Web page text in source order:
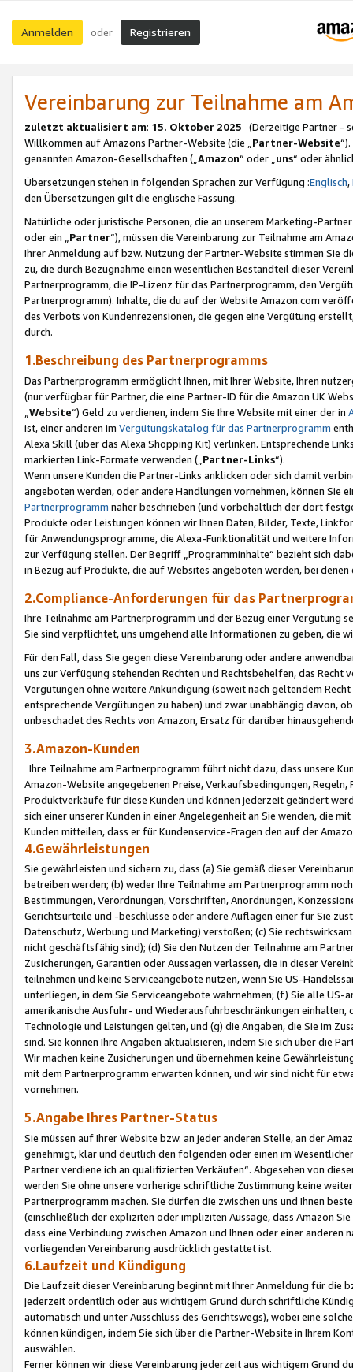
Anmelden oder Registrieren
Vereinbarung zur Teilnahme am
zuletzt aktualisiert am: 15. Oktober 2025 (Derzeitige Partner -
Willkommen auf Amazons Partner-Website (die „Partner-Website
genannten Amazon-Gesellschaften („Amazon“ oder „uns“ oder
Übersetzungen stehen in folgenden Sprachen zur Verfügung :Englisch,
den Übersetzungen gilt die englische Fassung.
Natürliche oder juristische Personen, die an unserem Marketing-
oder ein „Partner“), müssen die Vereinbarung zur Teilnahme am
Ihrer Anmeldung auf bzw. Nutzung der Partner-Website stimmen Sie
zu, die durch Bezugnahme einen wesentlichen Bestandteil dieser
Partnerprogramm, die IP-Lizenz für das Partnerprogramm, den
Partnerprogramm). Inhalte, die du auf der Website Amazon.com
des Verbots von Kundenrezensionen, die gegen eine Vergütung
durch.
1.Beschreibung des Partnerprogramms
Das Partnerprogramm ermöglicht Ihnen, mit Ihrer Website, Ihren
(nur verfügbar für Partner, die eine Partner-ID für die Amazon UK
Website“) Geld zu verdienen, indem Sie Ihre Website mit einer der in
ist, einer anderen im Vergütungskatalog für das Partnerprogramm
Alexa Skill (über das Alexa Shopping Kit) verlinken. Entsprechende
markierten Link-Formate verwenden („ Partner-Links“).
Wenn unsere Kunden die Partner-Links anklicken oder sich damit
angeboten werden, oder andere Handlungen vornehmen, können Sie
Partnerprogramm näher beschrieben (und vorbehaltlich der dort
Produkte oder Leistungen können wir Ihnen Daten, Bilder, Texte,
für Anwendungsprogramme, die Alexa-Funktionalität und weitere
zur Verfügung stellen. Der Begriff „Programminhalte“ bezieht sich
in Bezug auf Produkte, die auf Websites angeboten werden, bei
2.Compliance-Anforderungen für das
Ihre Teilnahme am Partnerprogramm und der Bezug einer Vergütung
Sie sind verpflichtet, uns umgehend alle Informationen zu geben, die
Für den Fall, dass Sie gegen diese Vereinbarung oder andere
uns zur Verfügung stehenden Rechten und Rechtsbehelfen, das
Vergütungen ohne weitere Ankündigung (soweit nach geltendem
entsprechende Vergütungen zu haben) und zwar unabhängig davon,
unbeschadet des Rechts von Amazon, Ersatz für darüber
3.Amazon-Kunden
Ihre Teilnahme am Partnerprogramm führt nicht dazu, dass unsere
Amazon-Website angegebenen Preise, Verkaufsbedingungen,
Produktverkäufe für diese Kunden und können jederzeit geändert
sich einer unserer Kunden in einer Angelegenheit an Sie wenden, die
Kunden mitteilen, dass er für Kundenservice-Fragen den auf der
4.Gewährleistungen
Sie gewährleisten und sichern zu, dass (a) Sie gemäß dieser
betreiben werden; (b) weder Ihre Teilnahme am Partnerprogramm
Bestimmungen, Verordnungen, Vorschriften, Anordnungen,
Gerichtsurteile und -beschlüsse oder andere Auflagen einer für Sie
Datenschutz, Werbung und Marketing) verstoßen; (c) Sie
nicht geschäftsfähig sind); (d) Sie den Nutzen der Teilnahme am
Zusicherungen, Garantien oder Aussagen verlassen, die in dieser
teilnehmen und keine Serviceangebote nutzen, wenn Sie US-
unterliegen, in dem Sie Serviceangebote wahrnehmen; (f) Sie alle
amerikanische Ausfuhr- und Wiederausfuhrbeschränkungen
Technologie und Leistungen gelten, und (g) die Angaben, die Sie im
sind. Sie können Ihre Angaben aktualisieren, indem Sie sich über die
Wir machen keine Zusicherungen und übernehmen keine
mit dem Partnerprogramm erwarten können, und wir sind nicht für
vornehmen.
5.Angabe Ihres Partner-Status
Sie müssen auf Ihrer Website bzw. an jeder anderen Stelle, an der
genehmigt, klar und deutlich den folgenden oder einen im
Partner verdiene ich an qualifizierten Verkäufen“. Abgesehen von
werden Sie ohne unsere vorherige schriftliche Zustimmung keine
Partnerprogramm machen. Sie dürfen die zwischen uns und Ihnen
(einschließlich der expliziten oder impliziten Aussage, dass Amazon
dass eine Verbindung zwischen Amazon und Ihnen oder einer
vorliegenden Vereinbarung ausdrücklich gestattet ist.
6.Laufzeit und Kündigung
Die Laufzeit dieser Vereinbarung beginnt mit Ihrer Anmeldung für die
jederzeit ordentlich oder aus wichtigem Grund durch schriftliche
automatisch und unter Ausschluss des Gerichtswegs), wobei eine
können kündigen, indem Sie sich über die Partner-Website in Ihrem
auswählen.
Ferner können wir diese Vereinbarung jederzeit aus wichtigem Grund